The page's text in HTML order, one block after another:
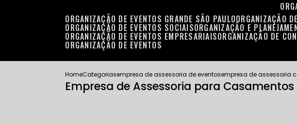
ORGANIZAÇÃO DE EVENTOS GRANDE SÃO PAULO ORGANIZAÇÃO
ORGANIZAÇÃO DE EVENTOS SOCIAIS ORGANIZAÇÃO E
ORGANIZAÇÃO DE EVENTOS EMPRESARIAIS ORGANIZAÇÃO DE
ORGANIZAÇÃO DE EVENTOS
HomeCategoriasempresa de assessoria de eventosempresa de assessoria
Empresa de Assessoria para